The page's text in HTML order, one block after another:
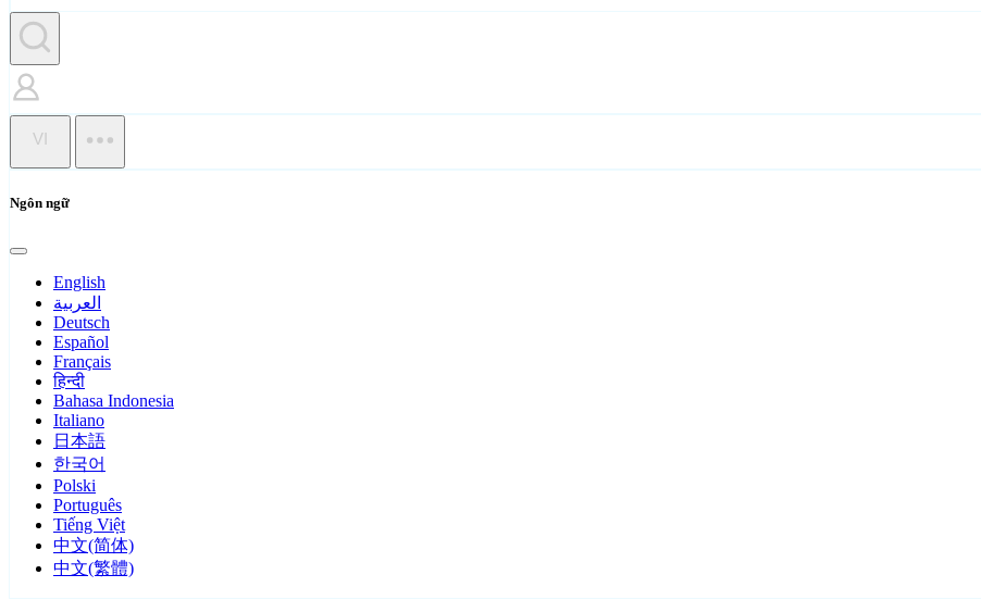
VI
Ngôn ngữ
English
العربية
Deutsch
Español
Français
हिन्दी
Bahasa Indonesia
Italiano
日本語
한국어
Polski
Português
Tiếng Việt
中文(简体)
中文(繁體)